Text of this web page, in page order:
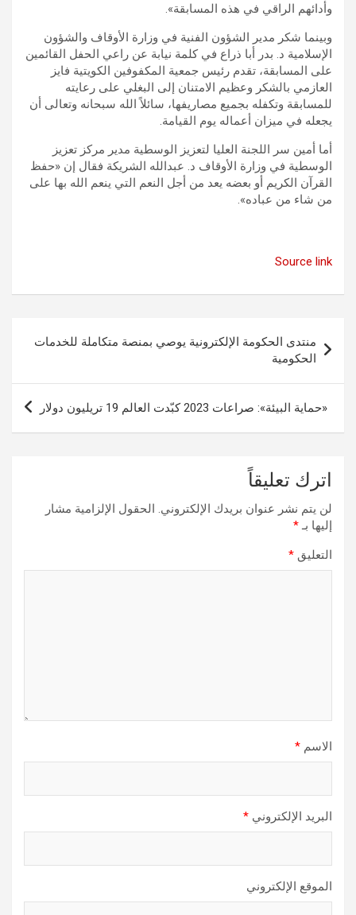
وأدائهم الراقي في هذه المسابقة».
وبينما شكر مدير الشؤون الفنية في وزارة الأوقاف والشؤون
الإسلامية د. بدر أبا ذراع في كلمة نيابة عن راعي الحفل القائمين
على المسابقة، تقدم رئيس جمعية المكفوفين الكويتية فايز
العازمي بالشكر وعظيم الامتنان إلى البغلي على رعايته
للمسابقة وتكفله بجميع مصاريفها، سائلاً الله سبحانه وتعالى أن
يجعله في ميزان أعماله يوم القيامة.
أما أمين سر اللجنة العليا لتعزيز الوسطية مدير مركز تعزيز
الوسطية في وزارة الأوقاف د. عبدالله الشريكة فقال إن «حفظ
القرآن الكريم أو بعضه يعد من أجل النعم التي ينعم الله بها على
من شاء من عباده».
Source link
المقالات
منتدى الحكومة الإلكترونية يوصي بمنصة متكاملة للخدمات
الحكومية
«حماية البيئة»: صراعات 2023 كبّدت العالم 19 تريليون دولار
اترك تعليقاً
لن يتم نشر عنوان بريدك الإلكتروني. الحقول الإلزامية مشار
إليها بـ*
التعليق *
الاسم *
البريد الإلكتروني *
الموقع الإلكتروني